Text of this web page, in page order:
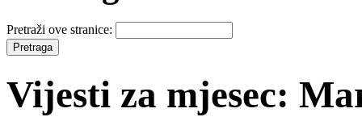
Pretraži ove stranice:
Vijesti za mjesec: